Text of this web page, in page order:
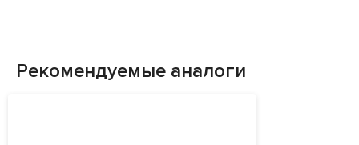
Рекомендуемые аналоги